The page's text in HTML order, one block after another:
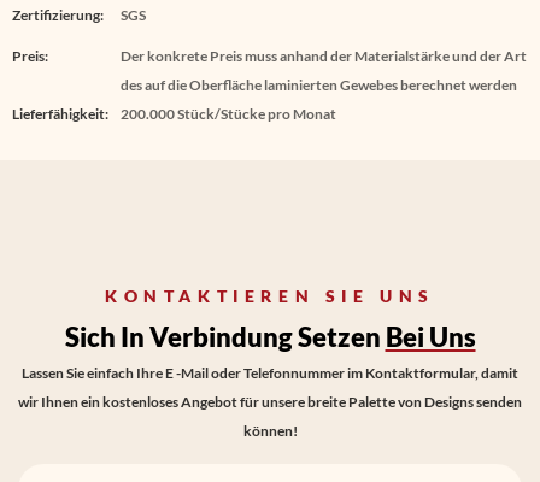
Zertifizierung: SGS
Preis:
Der konkrete Preis muss anhand der Materialstärke und der Art
des auf die Oberfläche laminierten Gewebes berechnet werden
Lieferfähigkeit:
200.000 Stück/Stücke pro Monat
KONTAKTIEREN SIE UNS
Sich In Verbindung Setzen Bei Uns
Lassen Sie einfach Ihre E -Mail oder Telefonnummer im Kontaktformular, damit
wir Ihnen ein kostenloses Angebot für unsere breite Palette von Designs senden
können!